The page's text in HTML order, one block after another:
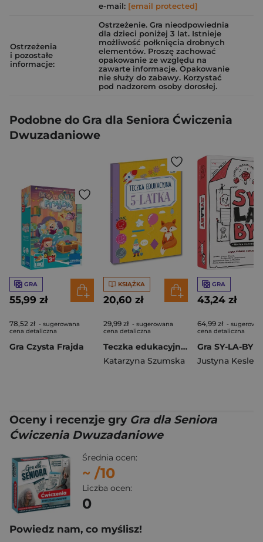
e-mail: [email protected]
Ostrzeżenia
i pozostałe
informacje:
Ostrzeżenie. Gra nieodpowiednia
dla dzieci poniżej 3 lat. Istnieje
możliwość połknięcia drobnych
elementów. Proszę zachować
opakowanie ze względu na
zawarte informacje. Opakowanie
nie służy do zabawy. Korzystać
pod nadzorem osoby dorosłej.
Podobne do Gra dla Seniora Ćwiczenia
Dwuzadaniowe
GRA
55,99 zł
78,52 zł - sugerowana
cena detaliczna
Gra Czysta Frajda
KSIĄŻKA
20,60 zł
29,99 zł - sugerowana
cena detaliczna
Teczka edukacyjna 5-latka. Kapitan Nauka
Katarzyna Szumska
GRA
43,24 zł
64,99 zł -
cena detaliczna
Justyna Kesler
Oceny i recenzje gry Gra dla Seniora
Ćwiczenia Dwuzadaniowe
Średnia ocen:
~ /10
Liczba ocen:
0
Powiedz nam, co myślisz!